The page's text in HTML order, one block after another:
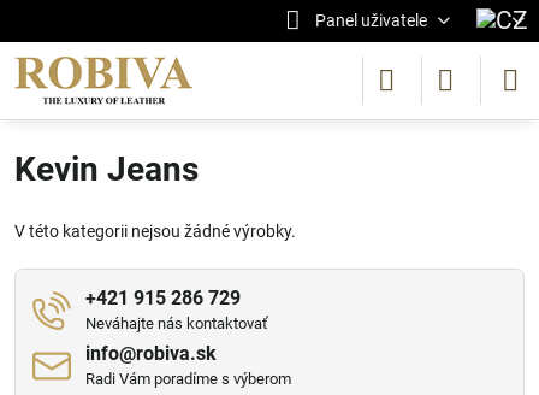
Panel uživatele
Kevin Jeans
V této kategorii nejsou žádné výrobky.
+421 915 286 729
Neváhajte nás kontaktovať
info​@robiva​.sk
Radi Vám poradíme s výberom